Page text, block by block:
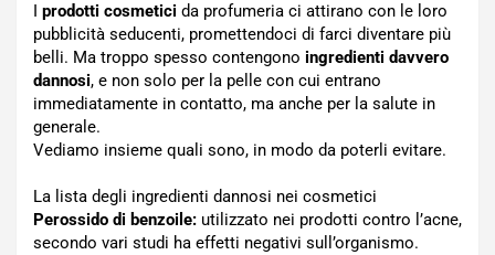
I prodotti cosmetici da profumeria ci attirano con le loro
pubblicità seducenti, promettendoci di farci diventare più
belli. Ma troppo spesso contengono ingredienti davvero
dannosi, e non solo per la pelle con cui entrano
immediatamente in contatto, ma anche per la salute in
generale.
Vediamo insieme quali sono, in modo da poterli evitare.
La lista degli ingredienti dannosi nei cosmetici
Perossido di benzoile: utilizzato nei prodotti contro l’acne,
secondo vari studi ha effetti negativi sull’organismo.